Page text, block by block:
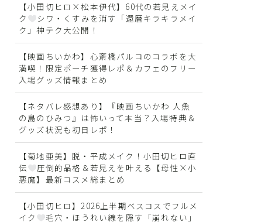
【小田切ヒロ×松本伊代】60代の若見えメイ
ク
シワ・くすみを消す「還暦キラキラメイ
ク」神テク大公開！
【映画ちいかわ】心斎橋パルコのコラボを大
満喫！限定ポーチ獲得レポ＆カフェのフリー
入場グッズ情報まとめ
【ネタバレ感想あり】『映画ちいかわ 人魚
の島のひみつ』は怖いって本当？入場特典＆
グッズ状況も初日レポ！
【菊地亜美】脱・平成メイク！小田切ヒロ直
伝
圧倒的品格＆若見えを叶える【母性×小
悪魔】最新コスメ総まとめ
【小田切ヒロ】2026上半期ベスコスでフルメ
イク
毛穴・ほうれい線を隠す「崩れない」